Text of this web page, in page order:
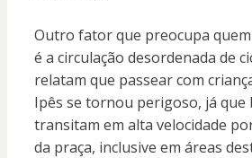
Outro fator que preocupa
é a circulação desordenada de
relatam que passear com
Ipês se tornou perigoso, já que
transitam em alta velocidade
da praça, inclusive em áreas